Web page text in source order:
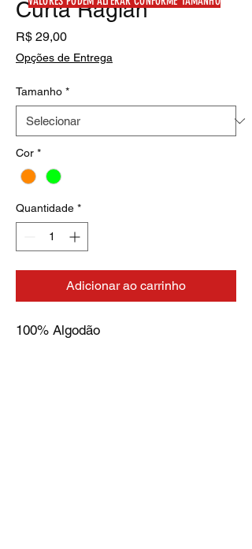
Curta Raglan
R$ 29,00Preço
Opções de Entrega
Tamanho *
Cor *
Quantidade *
Adicionar ao carrinho
100% Algodão